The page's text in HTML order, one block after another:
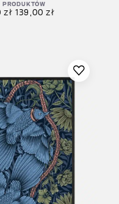
PRODUKTÓW
zł 139,00zł